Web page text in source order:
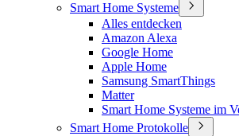
Smart Home Systeme
Alles entdecken
Amazon Alexa
Google Home
Apple Home
Samsung SmartThings
Matter
Smart Home Systeme im
Smart Home Protokolle